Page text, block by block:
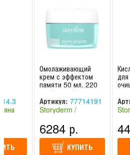
/
-
Омолаживающий
крем с эффектом
памяти 50 мл, 220
мл Shape Memory
Cream Storyderm /
Сторидерм
Артикул: 77714191
Storyderm /
Корея)
6284 р.
КУПИТЬ
для